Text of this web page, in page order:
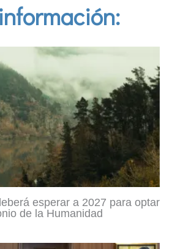
esperar a 2027 para optar
de la Humanidad